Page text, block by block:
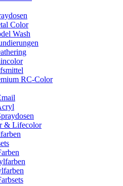
Color
Wash
RC-Color
& Lifecolor